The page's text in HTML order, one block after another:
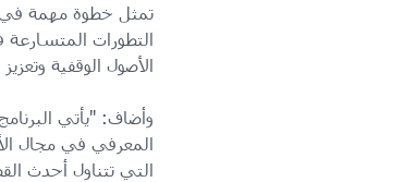
تمثل خطوة مهمة في
التطورات
الأصول الوقفية
وأضاف: "يأتي
المعرفي في مجال
التي تتناول أحدث